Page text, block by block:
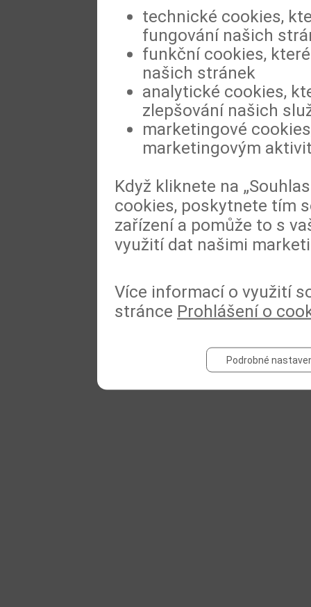
technické cookies,
fungování našich
funkční cookies,
našich stránek
analytické cookies,
zlepšování našich
marketingové
marketingovým
Když kliknete na
cookies, poskytnete tím
zařízení a pomůže to s
využití dat našimi
Více informací o využití
stránce Prohlášení o
Podrobné